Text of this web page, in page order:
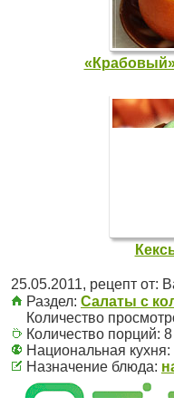
25.05.2011, рецепт от:
Раздел: Салаты с
Количество
Количество порций: 8
Национальная кухня:
Назначение блюда: